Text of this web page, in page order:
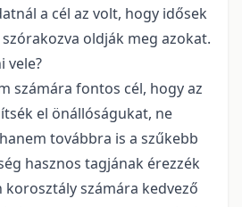
a cél az volt, hogy idősek
oldják meg azokat.
vele?
számára fontos cél, hogy az
el önállóságukat, ne
továbbra is a szűkebb
hasznos tagjának érezzék
számára kedvező